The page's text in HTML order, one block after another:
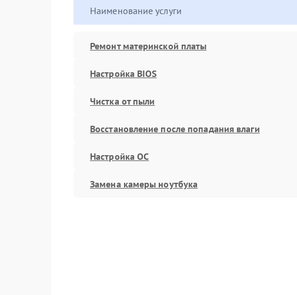
Наименование услуги
Ремонт материнской платы
Настройка BIOS
Чистка от пыли
Восстановление после попадания влаги
Настройка ОС
Замена камеры ноутбука